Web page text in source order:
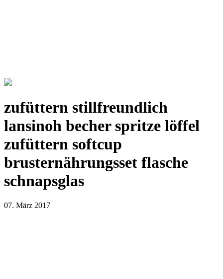
zufüttern stillfreundlich
lansinoh becher spritze löffel
zufüttern softcup
brusternährungsset flasche
schnapsglas
07. März 2017